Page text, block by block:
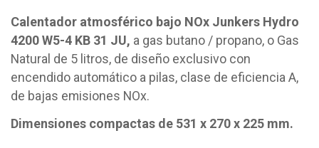
Calentador atmosférico bajo NOx Junkers Hydro
4200 W5-4 KB 31 JU, a gas butano / propano, o Gas
Natural de 5 litros, de diseño exclusivo con
encendido automático a pilas, clase de eficiencia A,
de bajas emisiones NOx.
Dimensiones compactas de 531 x 270 x 225 mm.